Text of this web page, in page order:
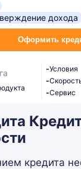
Оформить
дохода
-Условия
-
-Сервис
кредита